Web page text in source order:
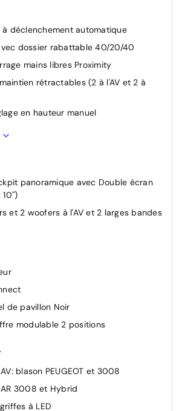
à déclenchement automatique
dossier rabattable 40/20/40
mains libres Proximity
rétractables (2 à l'AV et 2 à
en hauteur manuel
électrochrome
éxterieur
conducteur et passager auto-
neutralisable par clé),
centrale, rang 2, coffre)
électriques et séquentiels avec
intérieure
bi-zone
dégivrants avec réglage et
éclairage de seuil
panoramique avec Double écran
et 2 woofers à l'AV et 2 larges bandes
de pavillon Noir
modulable 2 positions
blason PEUGEOT et 3008
3008 et Hybrid
à LED